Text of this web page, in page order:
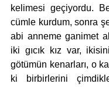
kelimesi geçiyordu.
cümle kurdum, sonra
abi anneme ganimet
iki gıcık kız var,
götümün kenarları, o
ki birbirlerini